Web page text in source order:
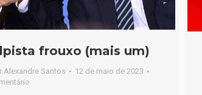
frouxo (mais um)
Alexandre Santos
12 de maio de 2023